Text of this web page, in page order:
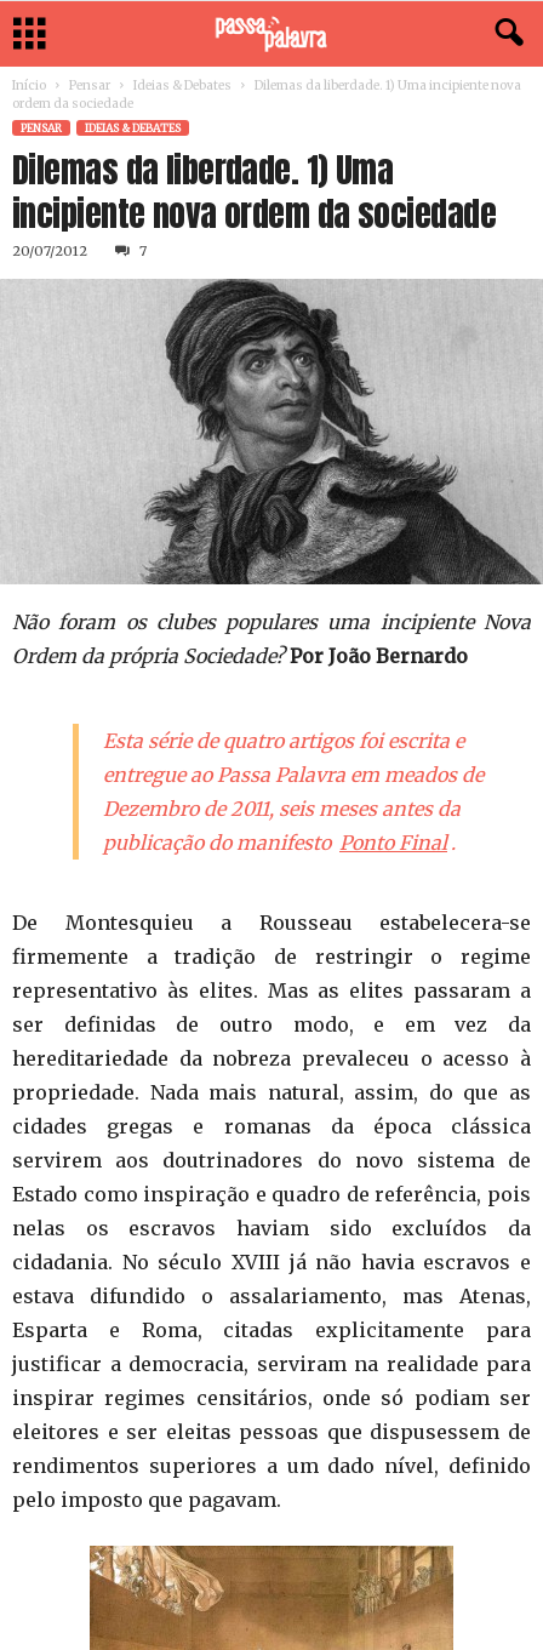
Início Pensar Ideias & Debates
Dilemas da liberdade. 1) Uma incipiente nova
ordem da sociedade
PENSAR IDEIAS & DEBATES
Dilemas da liberdade. 1) Uma
incipiente nova ordem da sociedade
20/07/2012 7
Não foram os clubes populares uma incipiente Nova
Ordem da própria Sociedade? Por João Bernardo
Esta série de quatro artigos foi escrita e
entregue ao Passa Palavra em meados de
Dezembro de 2011, seis meses antes da
publicação do manifesto Ponto Final .
De Montesquieu a Rousseau estabelecera-se
firmemente a tradição de restringir o regime
representativo às elites. Mas as elites passaram a
ser definidas de outro modo, e em vez da
hereditariedade da nobreza prevaleceu o acesso à
propriedade. Nada mais natural, assim, do que as
cidades gregas e romanas da época clássica
servirem aos doutrinadores do novo sistema de
Estado como inspiração e quadro de referência, pois
nelas os escravos haviam sido excluídos da
cidadania. No século XVIII já não havia escravos e
estava difundido o assalariamento, mas Atenas,
Esparta e Roma, citadas explicitamente para
justificar a democracia, serviram na realidade para
inspirar regimes censitários, onde só podiam ser
eleitores e ser eleitas pessoas que dispusessem de
rendimentos superiores a um dado nível, definido
pelo imposto que pagavam.